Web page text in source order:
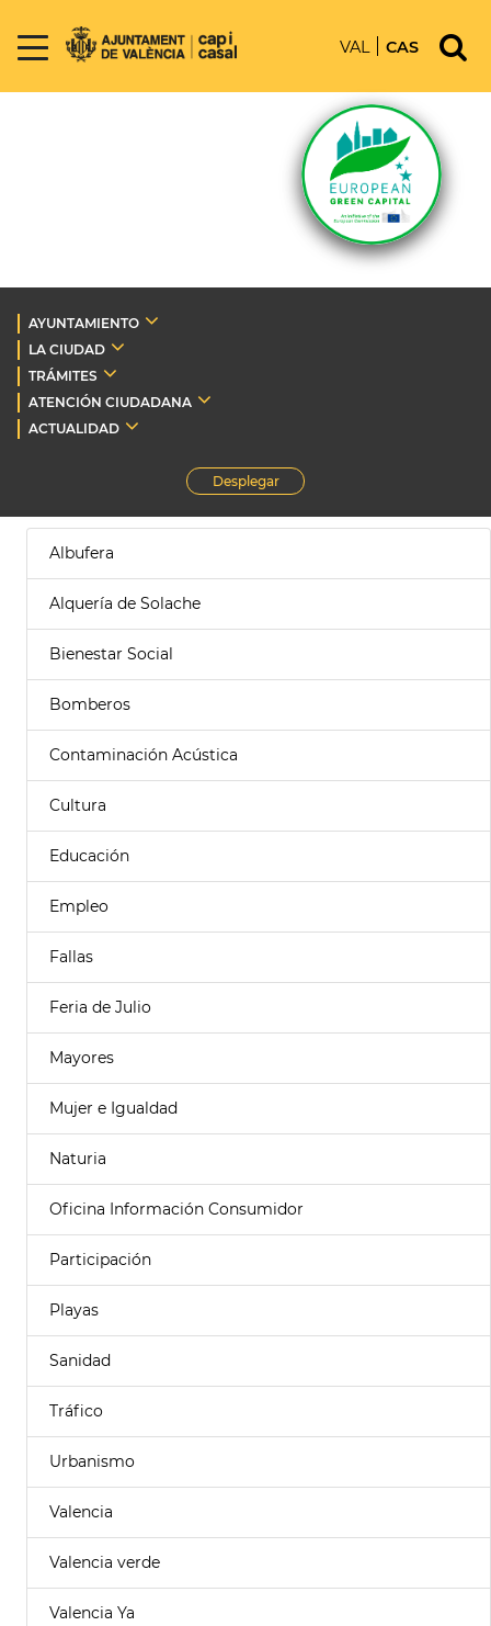
VAL CAS
AYUNTAMIENTO
LA CIUDAD
TRÁMITES
ATENCIÓN CIUDADANA
ACTUALIDAD
Desplegar
Albufera
Alquería de Solache
Bienestar Social
Bomberos
Contaminación Acústica
Cultura
Educación
Empleo
Fallas
Feria de Julio
Mayores
Mujer e Igualdad
Naturia
Oficina Información Consumidor
Participación
Playas
Sanidad
Tráfico
Urbanismo
Valencia
Valencia verde
Valencia Ya